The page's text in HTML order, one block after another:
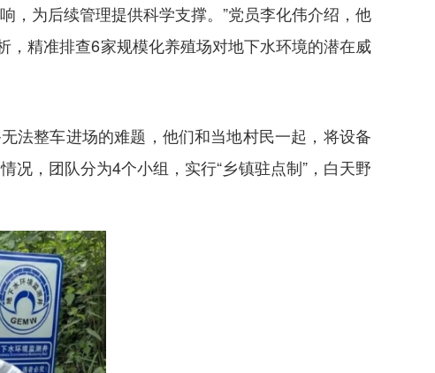
，为后续管理提供科学支撑。”党员李化伟介绍，他
精准排查6家规模化养殖场对地下水环境的潜在威
法整车进场的难题，他们和当地村民一起，将设备
况，团队分为4个小组，实行“乡镇驻点制”，白天野